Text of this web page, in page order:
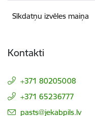
Sīkdatņu izvēles maiņa
Kontakti
+371 80205008
+371 65236777
E-pasts:
pasts@jekabpils.lv